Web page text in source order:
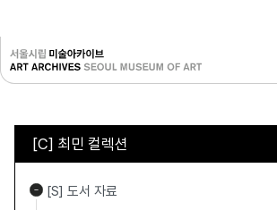
[C] 최민 컬렉션
[S] 도서 자료